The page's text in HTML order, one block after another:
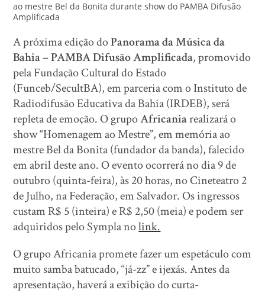
A próxima edição doPanorama da Música da
Bahia– PAMBA Difusão Amplificada, promovido
pela Fundação Cultural do Estado
(Funceb/SecultBA), em parceria com o Instituto de
Radiodifusão Educativa da Bahia (IRDEB), será
repleta de emoção. O grupoAfricaniarealizará o
show “Homenagem ao Mestre”, em memória ao
mestre Bel da Bonita (fundador da banda), falecido
em abril deste ano. O evento ocorrerá no dia 9 de
outubro (quinta-feira), às 20 horas, no Cineteatro 2
de Julho, na Federação, em Salvador. Os ingressos
custam R$ 5 (inteira) e R$ 2,50 (meia) e podem ser
adquiridos pelo Sympla nolink.
O grupo Africania promete fazer um espetáculo com
muito samba batucado, “já-zz” e ijexás. Antes da
apresentação, haverá a exibição do curta-